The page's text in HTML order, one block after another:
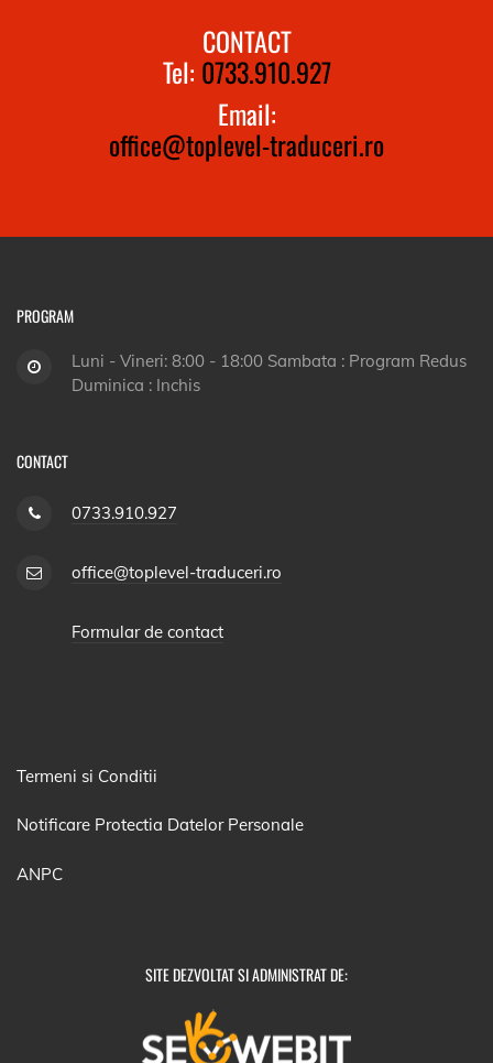
CONTACT
Tel: 0733.910.927
Email:
office@toplevel-traduceri.ro
PROGRAM
Luni - Vineri: 8:00 - 18:00 Sambata : Program Redus
Duminica : Inchis
CONTACT
0733.910.927
office@toplevel-traduceri.ro
Formular de contact
Termeni si Conditii
Notificare Protectia Datelor Personale
ANPC
SITE DEZVOLTAT SI ADMINISTRAT DE: